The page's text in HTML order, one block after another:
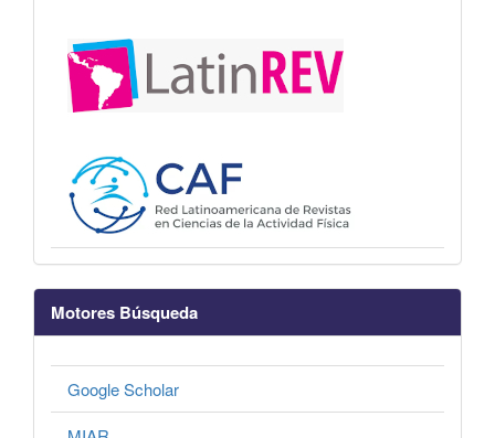
Motores Búsqueda
Google Scholar